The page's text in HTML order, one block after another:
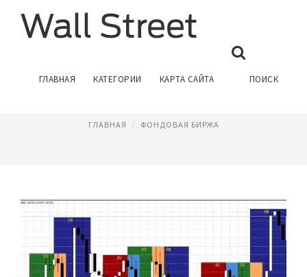
ГЛАВНАЯ КАТЕГОРИИ КАРТА САЙТА ПОИСК
КОГДА ОТКРЫВАЕТСЯ БИРЖА
ГЛАВНАЯ ФОНДОВАЯ БИРЖА